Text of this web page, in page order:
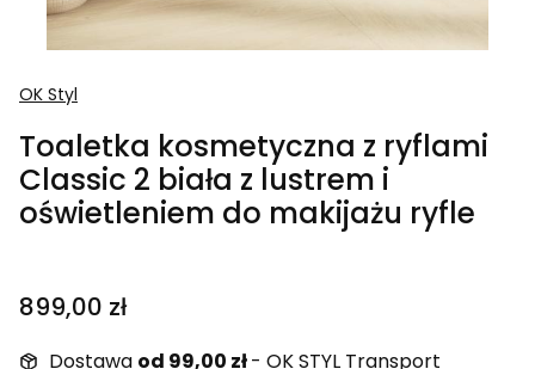
OK Styl
Toaletka kosmetyczna z ryflami
Classic 2 biała z lustrem i
oświetleniem do makijażu ryfle
Cena
899,00 zł
Dostawa od 99,00 zł- OK STYL Transport